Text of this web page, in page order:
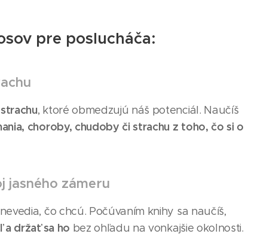
pre poslucháča:
, ktoré obmedzujú náš potenciál. Naučíš
choroby, chudoby či strachu z toho, čo si o
jasného zámeru
čo chcú. Počúvaním knihy sa naučíš,
držať sa ho bez ohľadu na vonkajšie okolnosti.